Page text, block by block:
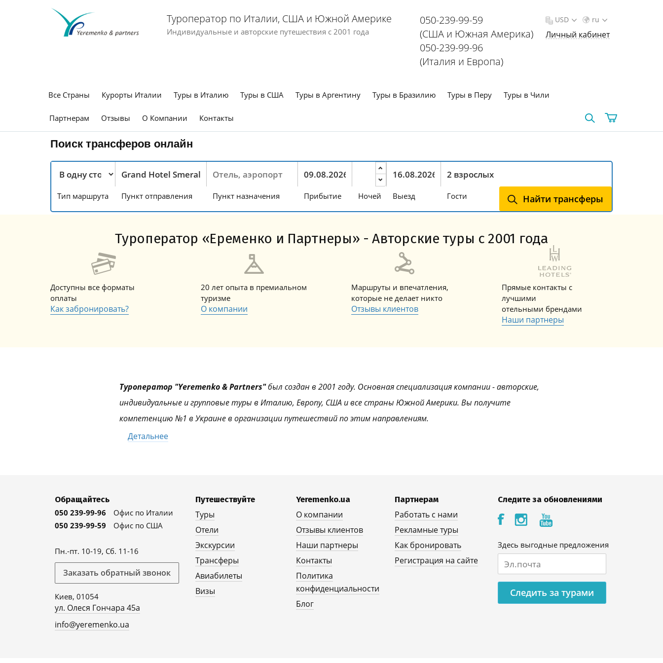
Туроператор по Италии, США и Южной Америке
Индивидуальные и авторские путешествия с 2001 года
050-239-99-59
(США и Южная Америка)
050-239-99-96
(Италия и Европа)
ru
USD
Личный кабинет
Все Страны Курорты Италии Туры в Италию Туры в США Туры в Аргентину Туры в Бразилию Туры в Перу Туры в Чили
Партнерам Отзывы О Компании Контакты
Поиск трансферов онлайн
Найти трансферы
Тип маршрута Пункт отправления Пункт назначения Прибытие Ночей Выезд Гости
Туроператор «Еременко и Партнеры» - Авторские туры с 2001 года
Доступны все форматы
оплаты
Как забронировать?
20 лет опыта в премиальном
туризме
О компании
Маршруты и впечатления,
которые не делает никто
Отзывы клиентов
Прямые контакты с
лучшими
отельными брендами
Наши партнеры
Туроператор "Yeremenko & Partners"был создан в 2001 году. Основная специализация компании - авторские,
индивидуальные и групповые туры в Италию, Европу, США и все страны Южной Америки. Вы получите
компетенцию №1 в Украине в организации путешествий по этим направлениям.
Детальнее
Обращайтесь
050 239-99-96
Офис по Италии
050 239-99-59
Офис по США
Пн.-пт. 10-19, Сб. 11-16
Заказать обратный звонок
Киев, 01054
ул. Олеся Гончара 45а
info@yeremenko.ua
Путешествуйте
Туры
Отели
Экскурсии
Трансферы
Авиабилеты
Визы
Yeremenko.ua
О компании
Отзывы клиентов
Наши партнеры
Контакты
Политика
конфиденциальности
Блог
Партнерам
Работать с нами
Рекламные туры
Как бронировать
Регистрация на сайте
Следите за обновлениями
Здесь выгодные предложения
Следить за турами